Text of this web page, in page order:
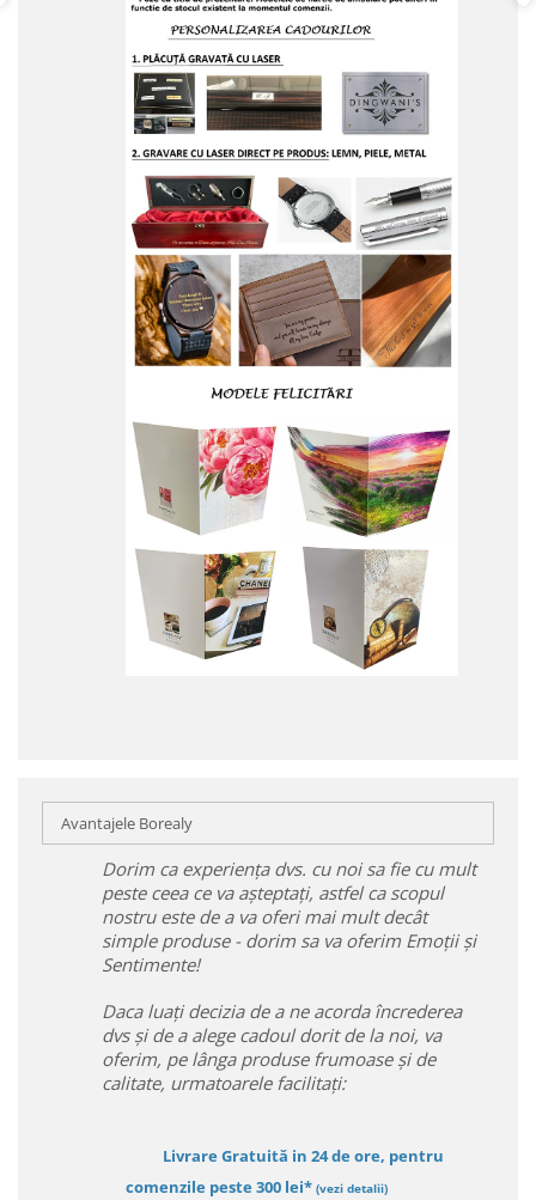
Avantajele Borealy
Dorim ca experiența dvs. cu noi sa fie cu mult
peste ceea ce va așteptați, astfel ca scopul
nostru este de a va oferi mai mult decât
simple produse - dorim sa va oferim Emoții și
Sentimente!
Daca luați decizia de a ne acorda încrederea
dvs și de a alege cadoul dorit de la noi, va
oferim, pe lânga produse frumoase și de
calitate, urmatoarele facilitați:
Livrare Gratuită in 24 de ore, pentru
comenzile peste 300 lei* (vezi detalii)